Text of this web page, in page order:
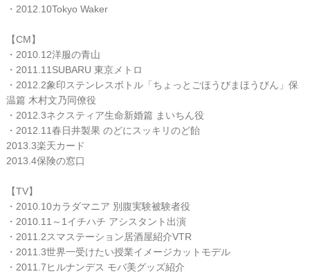
・2012.10Tokyo Waker
【CM】
・2010.12洋服の青山
・2011.11SUBARU 東京メトロ
・2012.2象印ステンレスボトル「ちょっとごほうびまほうびん」保
温篇 木村文乃同僚役
・2012.3ネクスティア生命新婚篇 まいちん役
・2012.11春日井製果 のどにスッキリのど飴
2013.3楽天カード
2013.4保険の窓口
【TV】
・2010.10カラダマニア 別腹実験被験者役
・2010.11～1イチハチ アシスタント出演
・2011.2スマステーション居酒屋紹介VTR
・2011.3世界一受けたい授業イメージカットモデル
・2011.7ヒルナンデス モバ美グッズ紹介